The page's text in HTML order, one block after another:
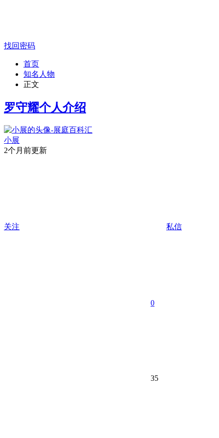
找回密码
首页
知名人物
正文
罗守耀个人介绍
小展
2个月前更新
关注 私信
0
35